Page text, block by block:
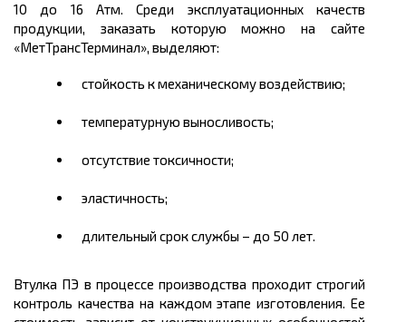
10 до 16 Атм. Среди эксплуатационных качеств
продукции, заказать которую можно на сайте
«МетТрансТерминал», выделяют:
стойкость к механическому воздействию;
температурную выносливость;
отсутствие токсичности;
эластичность;
длительный срок службы – до 50 лет.
Втулка ПЭ в процессе производства проходит строгий
контроль качества на каждом этапе изготовления. Ее